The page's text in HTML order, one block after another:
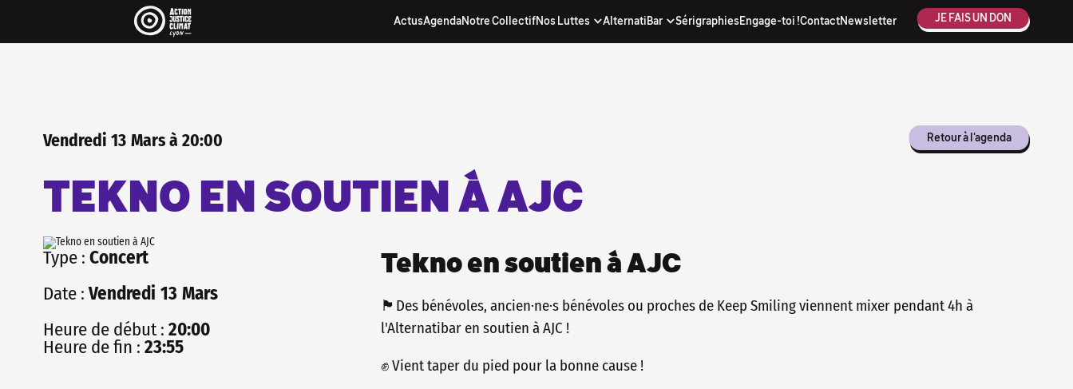
ActusAgendaNotre CollectifNos Luttes AlternatiBar SérigraphiesEngage-toi !ContactNewsletter JE FAIS UN DON
Vendredi 13 Mars à 20:00 Retour à l'agenda
TEKNO EN SOUTIEN À AJC
Type : Concert
Date : Vendredi 13 Mars
Heure de début : 20:00
Heure de fin : 23:55
Tekno en soutien à AJC
🏴Des bénévoles, ancien·ne·s bénévoles ou proches de Keep Smiling viennent mixer pendant 4h à
l'Alternatibar en soutien à AJC !
✊ Vient taper du pied pour la bonne cause !